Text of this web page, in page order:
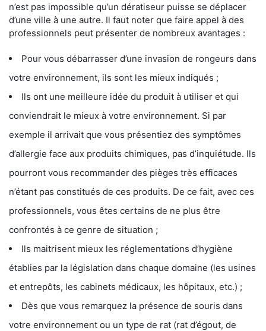
n’est pas impossible qu’un dératiseur puisse se déplacer
d’une ville à une autre. Il faut noter que faire appel à des
professionnels peut présenter de nombreux avantages :
Pour vous débarrasser d’une invasion de rongeurs dans
votre environnement, ils sont les mieux indiqués ;
Ils ont une meilleure idée du produit à utiliser et qui
conviendrait le mieux à votre environnement. Si par
exemple il arrivait que vous présentiez des symptômes
d’allergie face aux produits chimiques, pas d’inquiétude. Ils
pourront vous recommander des pièges très efficaces
n’étant pas constitués de ces produits. De ce fait, avec ces
professionnels, vous êtes certains de ne plus être
confrontés à ce genre de situation ;
Ils maitrisent mieux les réglementations d’hygiène
établies par la législation dans chaque domaine (les usines
et entrepôts, les cabinets médicaux, les hôpitaux, etc.) ;
Dès que vous remarquez la présence de souris dans
votre environnement ou un type de rat (rat d’égout, de